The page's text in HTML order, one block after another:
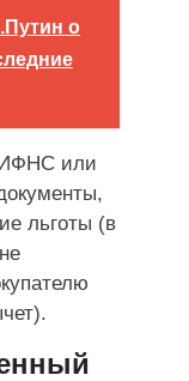
о
ИФНС или
льготы (в